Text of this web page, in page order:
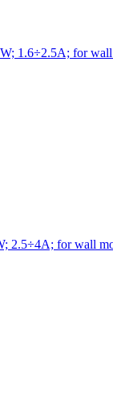
1.6÷2.5A; for
2.5÷4A; for wall